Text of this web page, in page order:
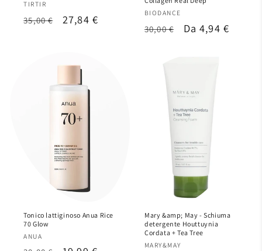
Produttore:
TIRTIR
Prezzo
35,00 €
Prezzo
27,84 € Produttore:
BIODANCE
Prezzo
30,00 €
Prezzo
Da 4,94 €
Tonico lattiginoso Anua Rice
70 Glow
Produttore:
ANUA
Mary &amp; May - Schiuma
detergente Houttuynia
Cordata + Tea Tree
Produttore:
MARY&MAY